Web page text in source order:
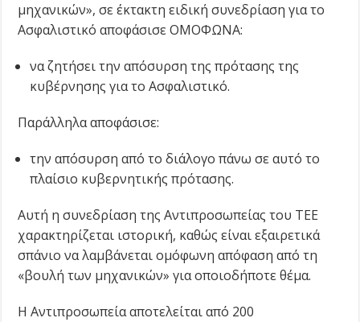
μηχανικών», σε έκτακτη ειδική συνεδρίαση για το
Ασφαλιστικό αποφάσισε ΟΜΟΦΩΝΑ:
να ζητήσει την απόσυρση της πρότασης της
κυβέρνησης για το Ασφαλιστικό.
Παράλληλα αποφάσισε:
την απόσυρση από το διάλογο πάνω σε αυτό το
πλαίσιο κυβερνητικής πρότασης.
Αυτή η συνεδρίαση της Αντιπροσωπείας του ΤΕΕ
χαρακτηρίζεται ιστορική, καθώς είναι εξαιρετικά
σπάνιο να λαμβάνεται ομόφωνη απόφαση από τη
«βουλή των μηχανικών» για οποιοδήποτε θέμα.
Η Αντιπροσωπεία αποτελείται από 200